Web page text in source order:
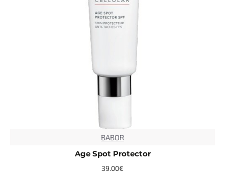
BABOR
Age Spot Protector
39.00€